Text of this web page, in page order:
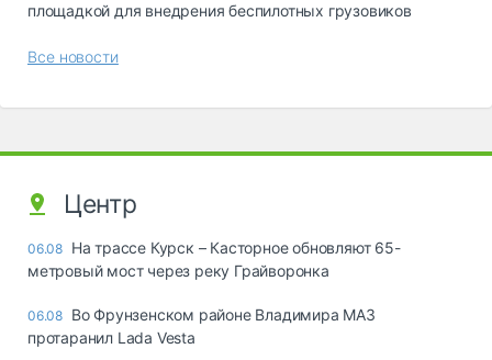
площадкой для внедрения беспилотных грузовиков
Все новости
Центр
06.08 На трассе Курск – Касторное обновляют 65-
метровый мост через реку Грайворонка
06.08 Во Фрунзенском районе Владимира МАЗ
протаранил Lada Vesta